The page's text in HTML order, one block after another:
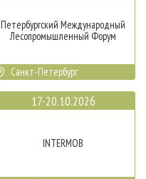
Петербургский Международный
Лесопромышленный Форум
Санкт-Петербург
17-20.10.2026
INTERMOB